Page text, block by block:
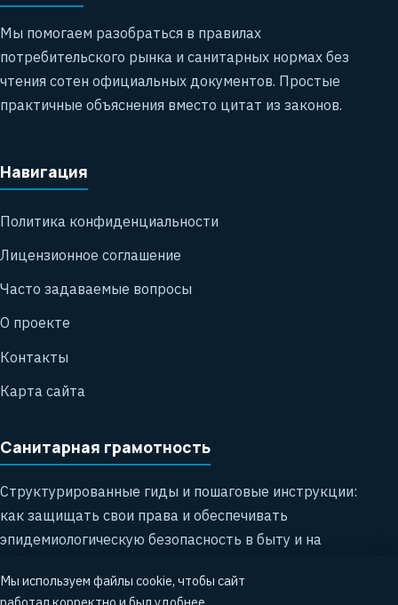
Мы помогаем разобраться в правилах
потребительского рынка и санитарных нормах без
чтения сотен официальных документов. Простые
практичные объяснения вместо цитат из законов.
Навигация
Политика конфиденциальности
Лицензионное соглашение
Часто задаваемые вопросы
О проекте
Контакты
Карта сайта
Санитарная грамотность
Структурированные гиды и пошаговые инструкции:
как защищать свои права и обеспечивать
эпидемиологическую безопасность в быту и на
Мы используем файлы cookie, чтобы сайт